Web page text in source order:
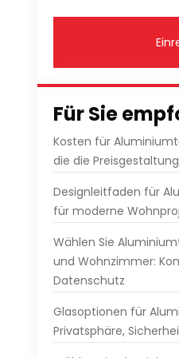
Für Sie
Kosten für
die die
Designleitfaden für
für moderne
Wählen Sie
und Wohnzimmer:
Datenschutz
Glasoptionen für
Privatsphäre,